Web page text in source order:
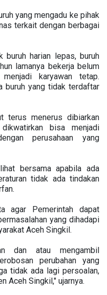
yang mengadu ke pihak
terkait dengan berbagai
buruh harian lepas, buruh
lamanya bekerja belum
karyawan tetap.
buruh yang tidak terdaftar
terus menerus dibiarkan
bisa menjadi
perusahaan yang
bersama apabila ada
tidak ada tindakan
agar Pemerintah dapat
yang dihadapi
Aceh Singkil.
dan atau mengambil
perubahan yang
tidak ada lagi persoalan,
Aceh Singkil," ujarnya.